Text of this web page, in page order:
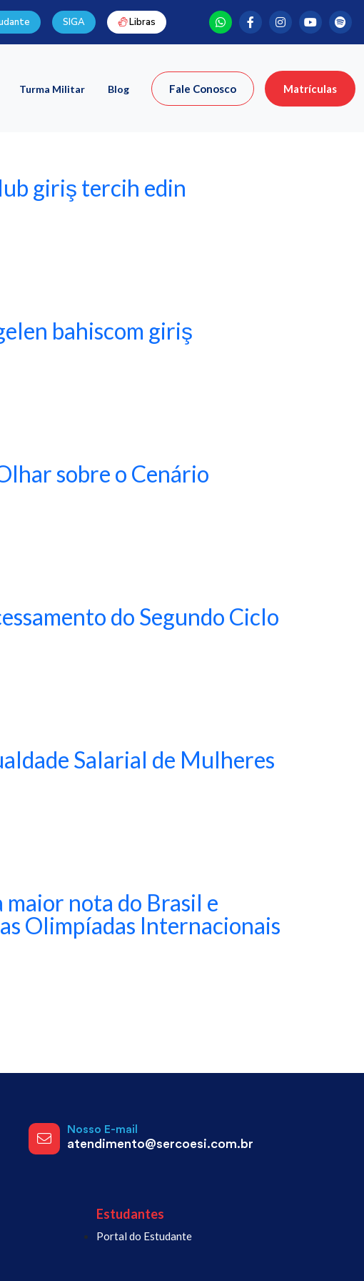
SIGA Libras
Turma Militar Blog Fale Conosco Matrículas
giriş tercih edin
bahiscom giriş
sobre o Cenário
do Segundo Ciclo
Salarial de Mulheres
maior nota do Brasil e
Olimpíadas Internacionais
Nosso E-mail
atendimento@sercoesi.com.br
Estudantes
Portal do Estudante